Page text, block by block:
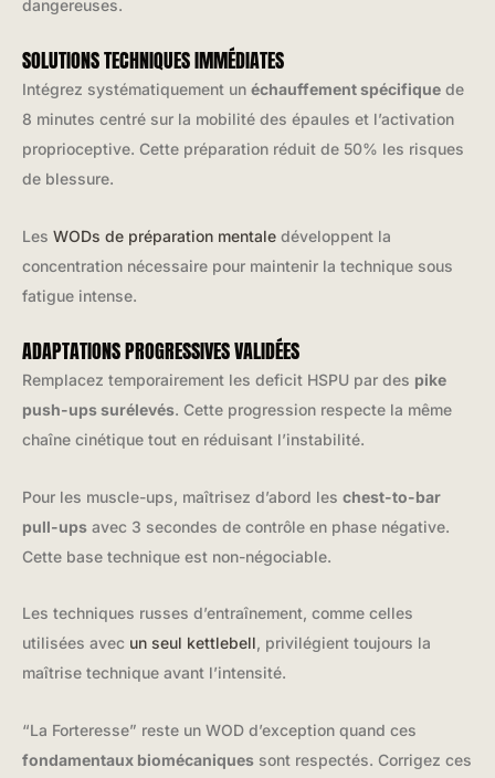
dangereuses.
SOLUTIONS TECHNIQUES IMMÉDIATES
Intégrez systématiquement un échauffement spécifique de
8 minutes centré sur la mobilité des épaules et l’activation
proprioceptive. Cette préparation réduit de 50% les risques
de blessure.
Les WODs de préparation mentale développent la
concentration nécessaire pour maintenir la technique sous
fatigue intense.
ADAPTATIONS PROGRESSIVES VALIDÉES
Remplacez temporairement les deficit HSPU par des pike
push-ups surélevés. Cette progression respecte la même
chaîne cinétique tout en réduisant l’instabilité.
Pour les muscle-ups, maîtrisez d’abord les chest-to-bar
pull-ups avec 3 secondes de contrôle en phase négative.
Cette base technique est non-négociable.
Les techniques russes d’entraînement, comme celles
utilisées avec un seul kettlebell , privilégient toujours la
maîtrise technique avant l’intensité.
“La Forteresse” reste un WOD d’exception quand ces
fondamentaux biomécaniques sont respectés. Corrigez ces